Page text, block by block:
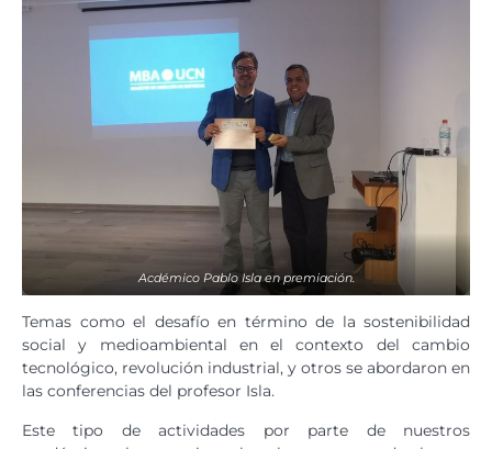
Acdémico Pablo Isla en premiación.
Temas como el desafío en término de la sostenibilidad
social y medioambiental en el contexto del cambio
tecnológico, revolución industrial, y otros se abordaron en
las conferencias del profesor Isla.
Este tipo de actividades por parte de nuestros